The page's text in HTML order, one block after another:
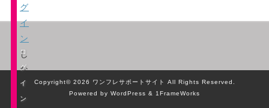
グ
イ
ン
し
な
い
と
ロ
グ
イ
ン
Copyright© 2026 ワンフレサポートサイト All Rights Reserved.
Powered by WordPress & 1FrameWorks